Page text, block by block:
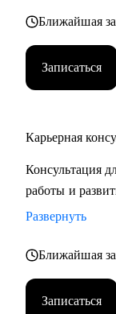
карьерных
Кому могу
• Руководителям
(Supply Chain),
Региональные и
партнеры (HRBP)
• Ведущим
Бухгалтеры,
Менеджеры по
•
Ближайшая
Записаться
Карьерная
Консультация
работы и
Развернуть
Ближайшая
Записаться